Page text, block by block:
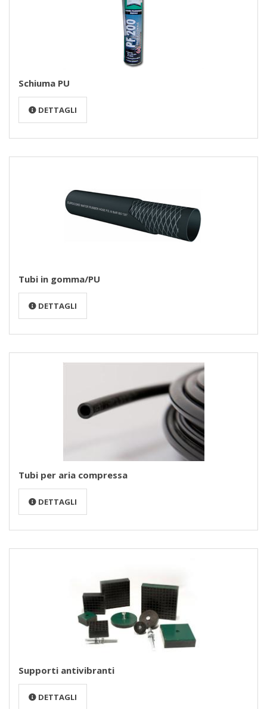
Schiuma PU
DETTAGLI
Tubi in gomma/PU
DETTAGLI
Tubi per aria compressa
DETTAGLI
Supporti antivibranti
DETTAGLI